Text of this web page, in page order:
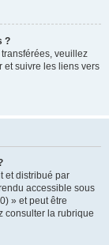
?
veuillez
et suivre les liens vers
et distribué par
accessible sous
» et peut être
consulter la rubrique